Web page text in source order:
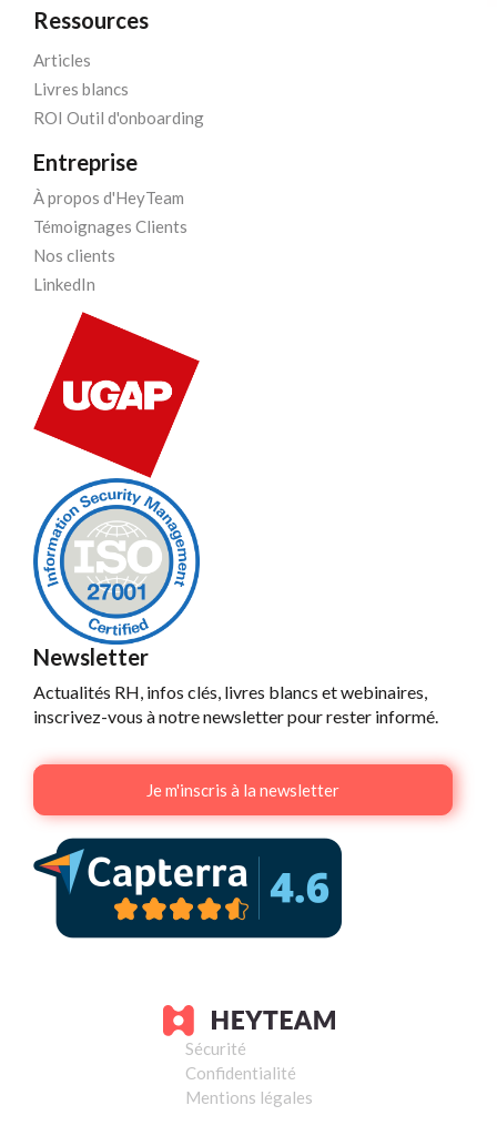
Ressources
Articles
Livres blancs
ROI Outil d'onboarding
Entreprise
À propos d'HeyTeam
Témoignages Clients
Nos clients
LinkedIn
Newsletter
Actualités RH, infos clés, livres blancs et webinaires,
inscrivez-vous à notre newsletter pour rester informé.
Je m'inscris à la newsletter
Sécurité
Confidentialité
Mentions légales